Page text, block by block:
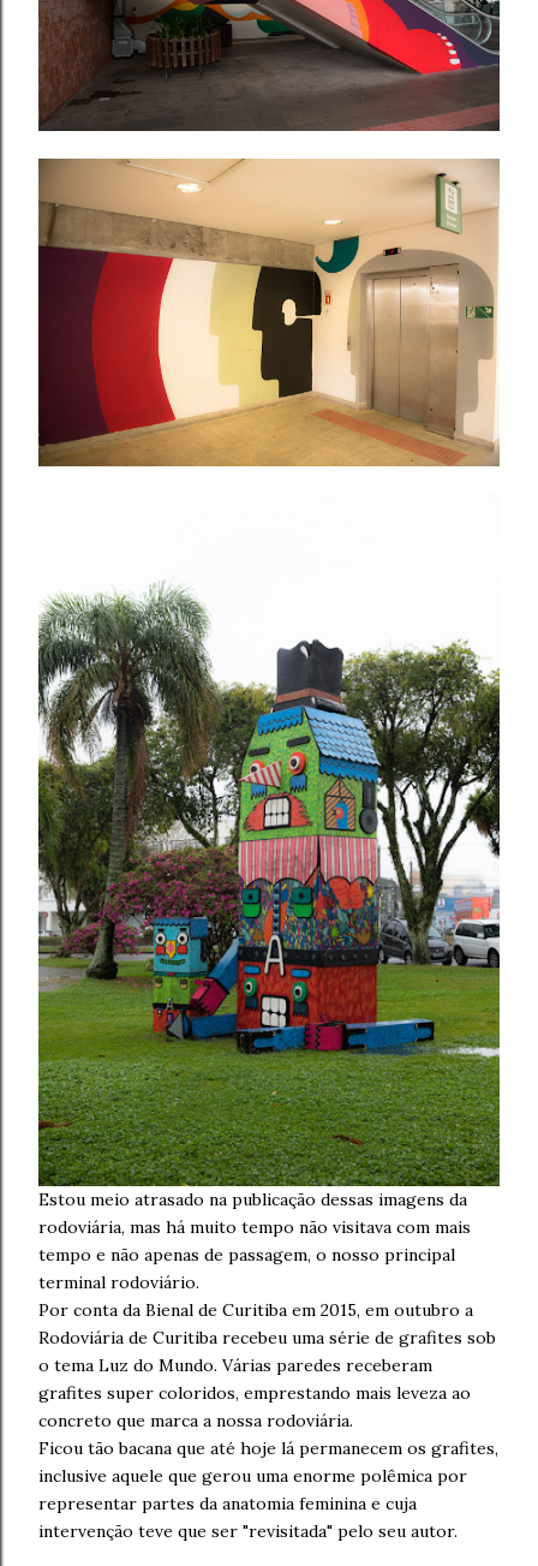
Estou meio atrasado na publicação dessas imagens da
rodoviária, mas há muito tempo não visitava com mais
tempo e não apenas de passagem, o nosso principal
terminal rodoviário.
Por conta da Bienal de Curitiba em 2015, em outubro a
Rodoviária de Curitiba recebeu uma série de grafites sob
o tema Luz do Mundo. Várias paredes receberam
grafites super coloridos, emprestando mais leveza ao
concreto que marca a nossa rodoviária.
Ficou tão bacana que até hoje lá permanecem os grafites,
inclusive aquele que gerou uma enorme polêmica por
representar partes da anatomia feminina e cuja
intervenção teve que ser "revisitada" pelo seu autor.